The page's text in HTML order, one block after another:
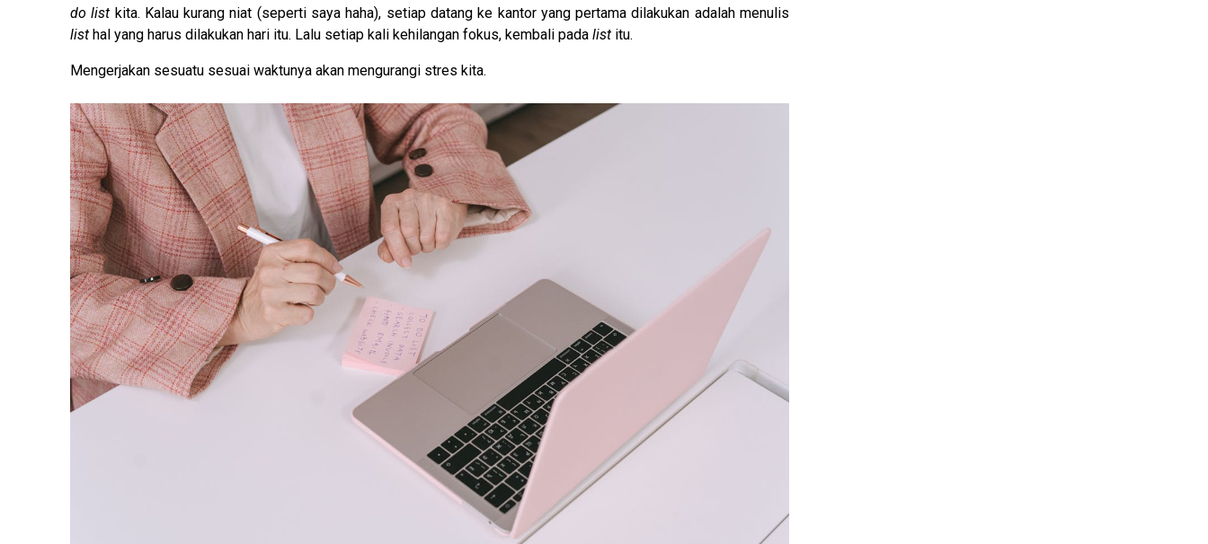
do list kita. Kalau kurang niat (seperti saya haha), setiap datang ke kantor yang pertama dilakukan adalah menulis
list hal yang harus dilakukan hari itu. Lalu setiap kali kehilangan fokus, kembali pada list itu.
Mengerjakan sesuatu sesuai waktunya akan mengurangi stres kita.